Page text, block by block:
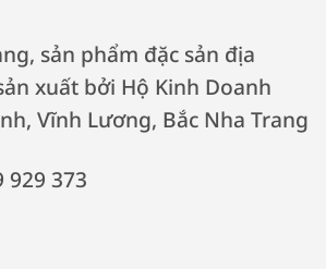
sản phẩm đặc sản địa
xuất bởi Hộ Kinh Doanh
Vĩnh Lương, Bắc Nha Trang
373